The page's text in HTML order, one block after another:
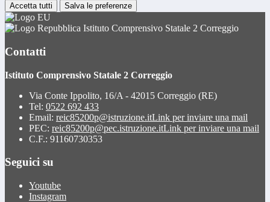
Accetta tutti Salva le preferenze
Istituto Comprensivo Statale 2 Correggio
Contatti
Istituto Comprensivo Statale 2 Correggio
Via Conte Ippolito, 16/A - 42015 Correggio (RE)
Tel: 0522 692 433
Email: reic85200p@istruzione.itLink per inviare una mail
PEC: reic85200p@pec.istruzione.itLink per inviare una mail
C.F.: 91160730353
Seguici su
Youtube
Instagram